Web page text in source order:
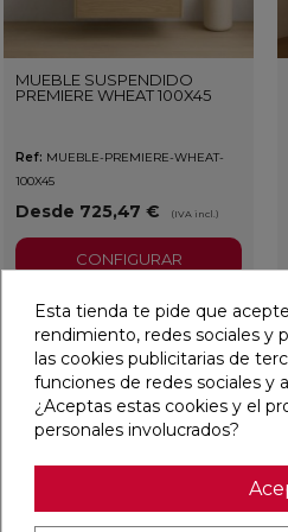
MUEBLE SUSPENDIDO
PREMIERE WHEAT 100X45
Ref: MUEBLE-PREMIERE-WHEAT-
100X45
Desde 725,47 € (IVA incl.)
CONFIGURAR
favorite
Esta tienda te pide que
rendimiento, redes sociales y
las cookies publicitarias de
funciones de redes sociales y
¿Aceptas estas cookies y el
personales involucrados?